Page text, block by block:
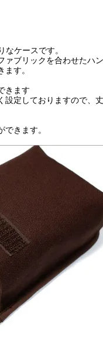
なケースです。
ブリックを合わせたハ
す。
きます
定しておりますので、
きます。